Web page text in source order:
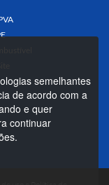
semelhantes
de acordo com a
e quer
continuar